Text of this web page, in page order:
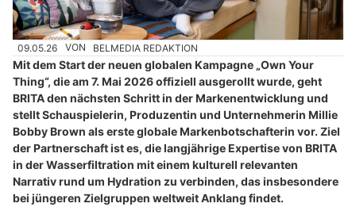
09.05.26 VON BELMEDIA REDAKTION
Mit dem Start der neuen globalen Kampagne „Own Your
Thing“, die am 7. Mai 2026 offiziell ausgerollt wurde, geht
BRITA den nächsten Schritt in der Markenentwicklung und
stellt Schauspielerin, Produzentin und Unternehmerin Millie
Bobby Brown als erste globale Markenbotschafterin vor. Ziel
der Partnerschaft ist es, die langjährige Expertise von BRITA
in der Wasserfiltration mit einem kulturell relevanten
Narrativ rund um Hydration zu verbinden, das insbesondere
bei jüngeren Zielgruppen weltweit Anklang findet.